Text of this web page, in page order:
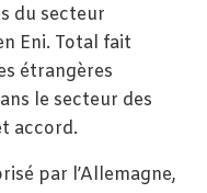
du secteur
Eni. Total fait
étrangères
le secteur des
accord.
par l’Allemagne,